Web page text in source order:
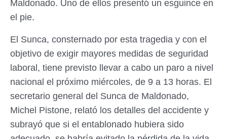
Maldonado. Uno de ellos presentó un esguince en
el pie.
El Sunca, consternado por esta tragedia y con el
objetivo de exigir mayores medidas de seguridad
laboral, tiene previsto llevar a cabo un paro a nivel
nacional el próximo miércoles, de 9 a 13 horas. El
secretario general del Sunca de Maldonado,
Michel Pistone, relató los detalles del accidente y
subrayó que si el entablonado hubiera sido